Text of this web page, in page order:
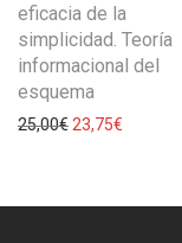
eficacia de la
simplicidad. Teoría
informacional del
esquema
25,00€ 23,75€